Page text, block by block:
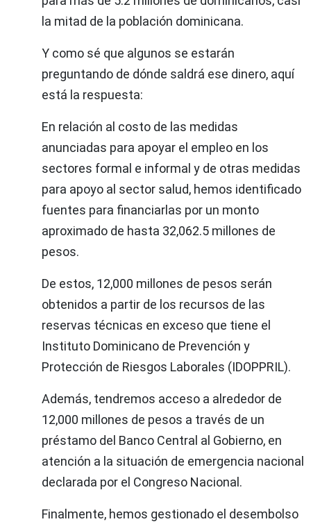
la mitad de la población dominicana.
Y como sé que algunos se estarán
preguntando de dónde saldrá ese dinero, aquí
está la respuesta:
En relación al costo de las medidas
anunciadas para apoyar el empleo en los
sectores formal e informal y de otras medidas
para apoyo al sector salud, hemos identificado
fuentes para financiarlas por un monto
aproximado de hasta 32,062.5 millones de
pesos.
De estos, 12,000 millones de pesos serán
obtenidos a partir de los recursos de las
reservas técnicas en exceso que tiene el
Instituto Dominicano de Prevención y
Protección de Riesgos Laborales (IDOPPRIL).
Además, tendremos acceso a alrededor de
12,000 millones de pesos a través de un
préstamo del Banco Central al Gobierno, en
atención a la situación de emergencia nacional
declarada por el Congreso Nacional.
Finalmente, hemos gestionado el desembolso